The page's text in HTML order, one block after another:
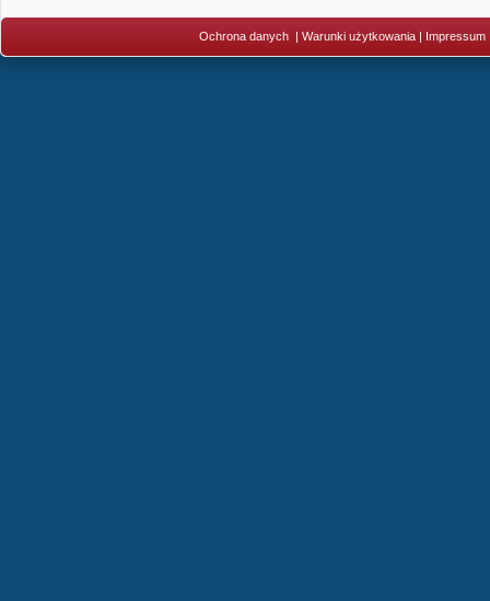
Ochrona danych | Warunki użytkowania | Impressum